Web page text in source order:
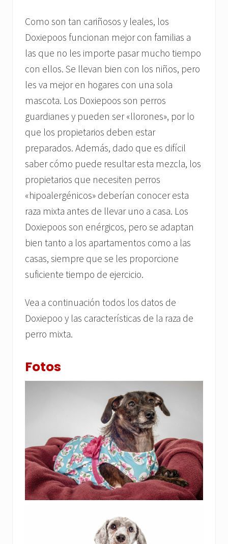
Como son tan cariñosos y leales, los
Doxiepoos funcionan mejor con familias a
las que no les importe pasar mucho tiempo
con ellos. Se llevan bien con los niños, pero
les va mejor en hogares con una sola
mascota. Los Doxiepoos son perros
guardianes y pueden ser «llorones», por lo
que los propietarios deben estar
preparados. Además, dado que es difícil
saber cómo puede resultar esta mezcla, los
propietarios que necesiten perros
«hipoalergénicos» deberían conocer esta
raza mixta antes de llevar uno a casa. Los
Doxiepoos son enérgicos, pero se adaptan
bien tanto a los apartamentos como a las
casas, siempre que se les proporcione
suficiente tiempo de ejercicio.
Vea a continuación todos los datos de
Doxiepoo y las características de la raza de
perro mixta.
Fotos